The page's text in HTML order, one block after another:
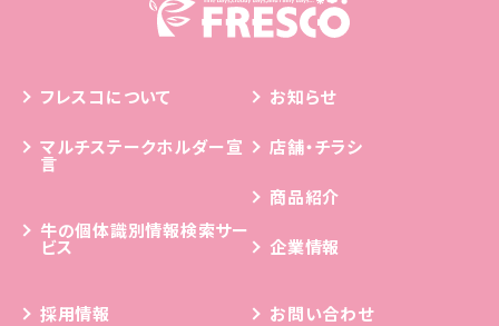
フレスコについて お知らせ
マルチステークホルダー宣
言
店舗・チラシ
商品紹介
牛の個体識別情報検索サー
ビス 企業情報
採用情報 お問い合わせ